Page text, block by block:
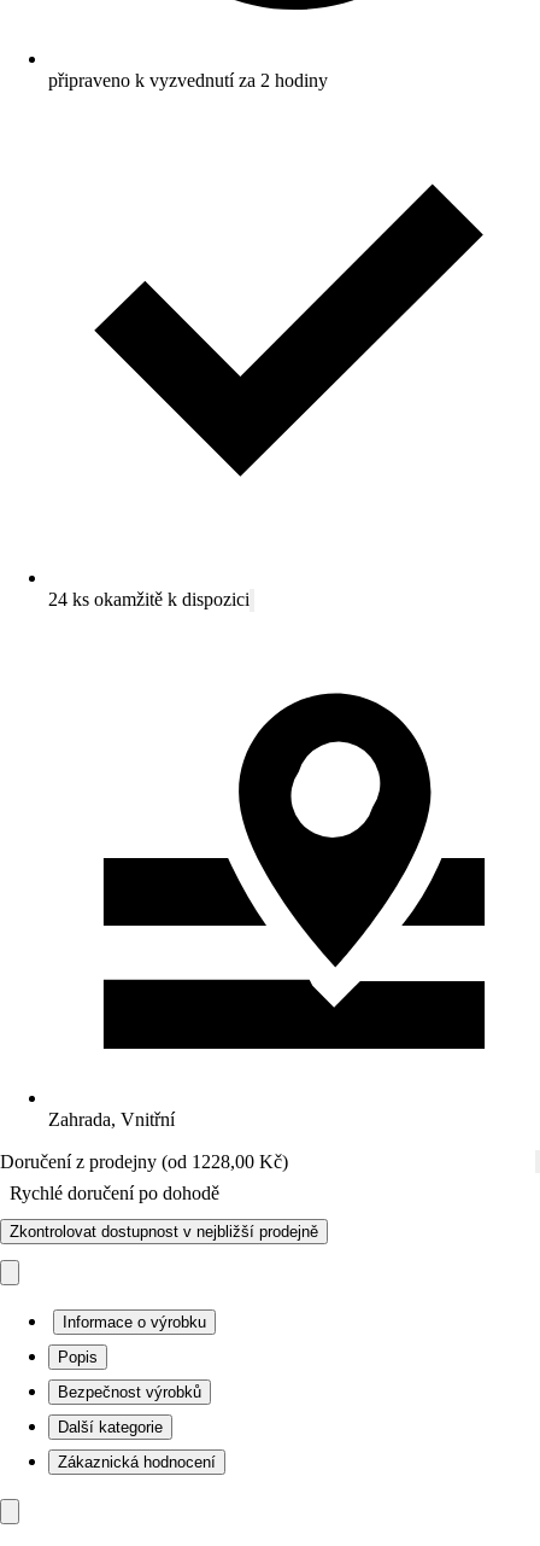
připraveno k vyzvednutí za 2 hodiny
24 ks okamžitě k dispozici
Zahrada, Vnitřní
Doručení z prodejny (od 1228,00 Kč)
Rychlé doručení po dohodě
Zkontrolovat dostupnost v nejbližší prodejně
Informace o výrobku
Popis
Bezpečnost výrobků
Další kategorie
Zákaznická hodnocení